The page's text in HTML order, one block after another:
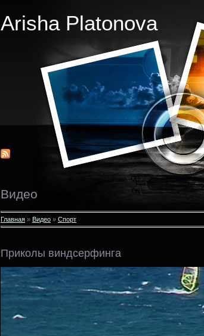
Arisha Platonova
Видео
Главная » Видео » Спорт
Приколы виндсерфинга